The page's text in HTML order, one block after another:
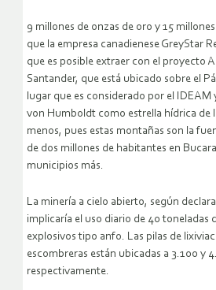
9 millones de onzas de oro y 15
que la empresa canadienese GreyStar
que es posible extraer con el proyecto
Santander, que está ubicado sobre el
lugar que es considerado por el
von Humboldt como estrella hídrica de
menos, pues estas montañas son la
de dos millones de habitantes en
municipios más.
La minería a cielo abierto, según
implicaría el uso diario de 40 toneladas
explosivos tipo anfo. Las pilas de
escombreras están ubicadas a 3.100 y
respectivamente.